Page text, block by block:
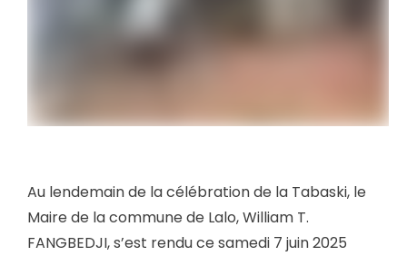
Au lendemain de la célébration de la Tabaski, le
Maire de la commune de Lalo, William T.
FANGBEDJI, s’est rendu ce samedi 7 juin 2025